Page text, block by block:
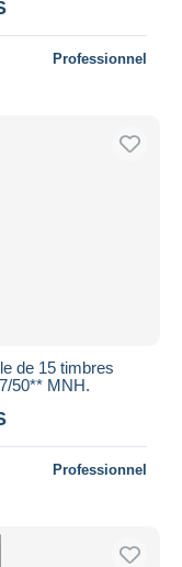
Professionnel
de 15 timbres
50** MNH.
Professionnel